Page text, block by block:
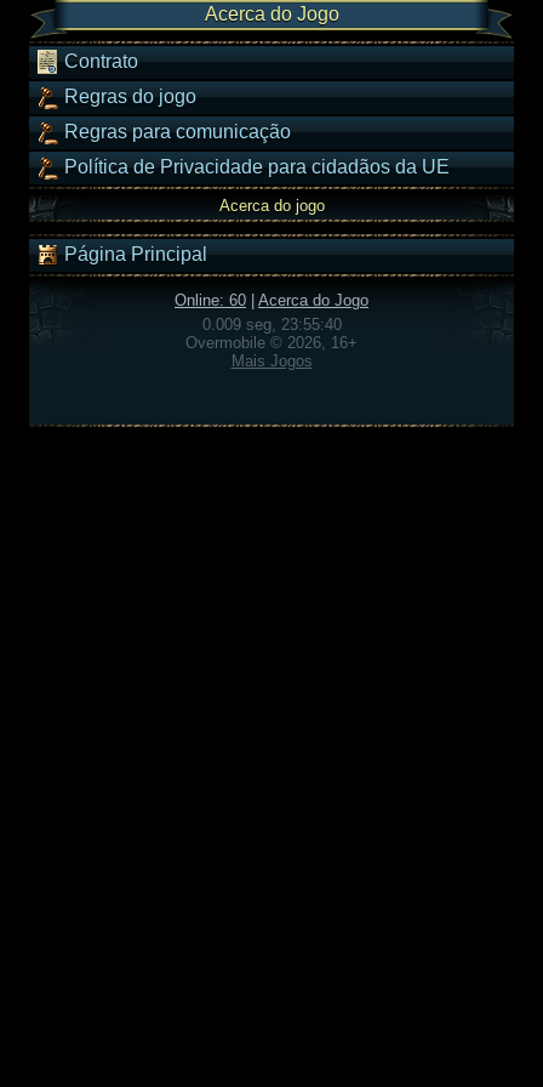
Acerca do Jogo
Contrato
Regras do jogo
Regras para comunicação
Política de Privacidade para cidadãos da UE
Acerca do jogo
Página Principal
Online: 60
Acerca do Jogo
0.009 seg, 23:55:40
Overmobile © 2026, 16+
Mais Jogos